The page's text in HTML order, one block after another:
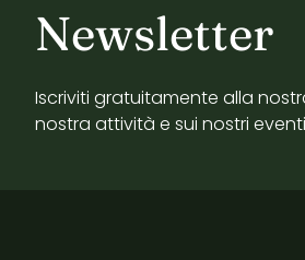
Newsletter
Iscriviti gratuitamente alla
nostra attività e sui nostri